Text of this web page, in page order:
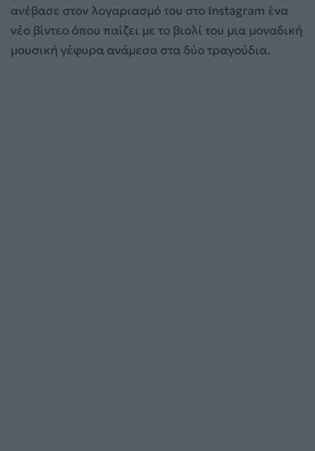
ανέβασε στον λογαριασμό του στο Instagram ένα
νέο βίντεο όπου παίζει με το βιολί του μια μοναδική
μουσική γέφυρα ανάμεσα στα δύο τραγούδια.